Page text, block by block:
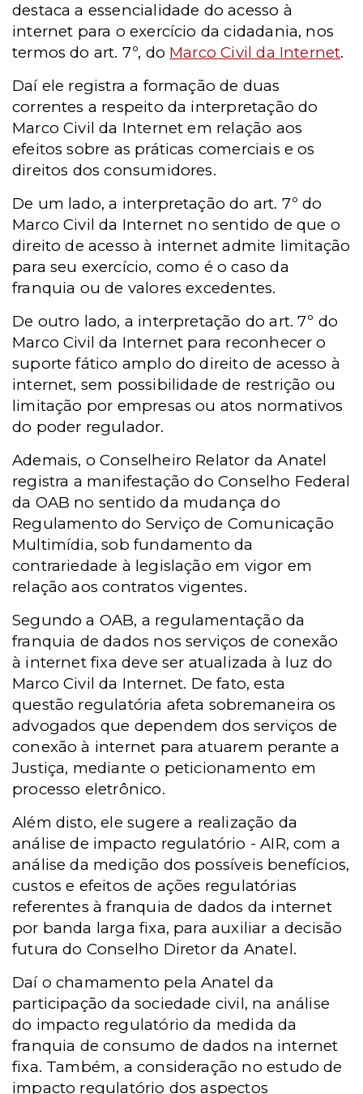
destaca a essencialidade do acesso à
internet para o exercício da cidadania, nos
termos do art. 7º, do Marco Civil da Internet.
Daí ele registra a formação de duas
correntes a respeito da interpretação do
Marco Civil da Internet em relação aos
efeitos sobre as práticas comerciais e os
direitos dos consumidores.
De um lado, a interpretação do art. 7º do
Marco Civil da Internet no sentido de que o
direito de acesso à internet admite limitação
para seu exercício, como é o caso da
franquia ou de valores excedentes.
De outro lado, a interpretação do art. 7º do
Marco Civil da Internet para reconhecer o
suporte fático amplo do direito de acesso à
internet, sem possibilidade de restrição ou
limitação por empresas ou atos normativos
do poder regulador.
Ademais, o Conselheiro Relator da Anatel
registra a manifestação do Conselho Federal
da OAB no sentido da mudança do
Regulamento do Serviço de Comunicação
Multimídia, sob fundamento da
contrariedade à legislação em vigor em
relação aos contratos vigentes.
Segundo a OAB, a regulamentação da
franquia de dados nos serviços de conexão
à internet fixa deve ser atualizada à luz do
Marco Civil da Internet. De fato, esta
questão regulatória afeta sobremaneira os
advogados que dependem dos serviços de
conexão à internet para atuarem perante a
Justiça, mediante o peticionamento em
processo eletrônico.
Além disto, ele sugere a realização da
análise de impacto regulatório - AIR, com a
análise da medição dos possíveis benefícios,
custos e efeitos de ações regulatórias
referentes à franquia de dados da internet
por banda larga fixa, para auxiliar a decisão
futura do Conselho Diretor da Anatel.
Daí o chamamento pela Anatel da
participação da sociedade civil, na análise
do impacto regulatório da medida da
franquia de consumo de dados na internet
fixa. Também, a consideração no estudo de
impacto regulatório dos aspectos